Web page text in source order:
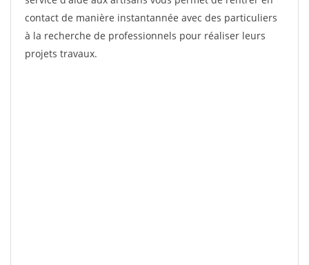
contact de manière instantannée avec des particuliers
à la recherche de professionnels pour réaliser leurs
projets travaux.